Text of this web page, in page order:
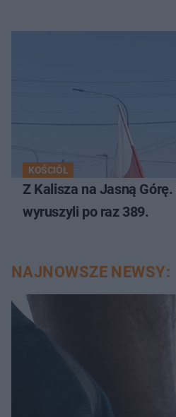
KOŚCIÓŁ
Z Kalisza na Jasną
wyruszyli po raz 389.
NAJNOWSZE NEWSY: